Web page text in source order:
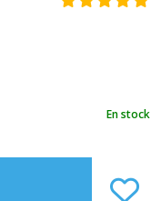
En stock